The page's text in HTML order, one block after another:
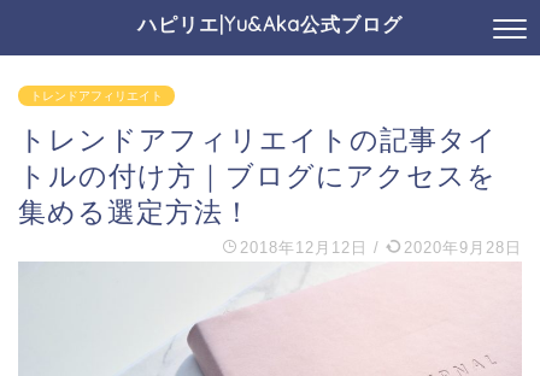
ハピリエ|Yu&Aka公式ブログ
トレンドアフィリエイト
トレンドアフィリエイトの記事タイ
トルの付け方｜ブログにアクセスを
集める選定方法！
2018年12月12日 / 2020年9月28日